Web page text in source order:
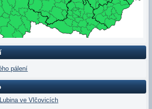
pálení
ve Vlčovicích